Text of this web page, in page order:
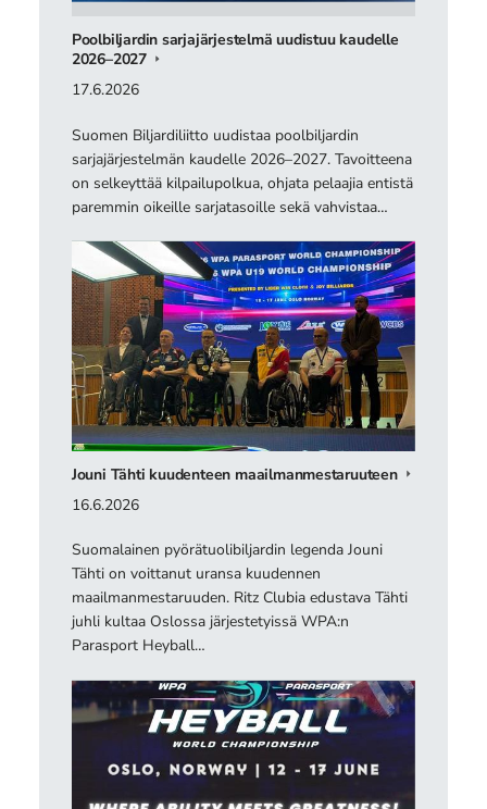
Poolbiljardin sarjajärjestelmä uudistuu kaudelle
2026–2027
17.6.2026
Suomen Biljardiliitto uudistaa poolbiljardin
sarjajärjestelmän kaudelle 2026–2027. Tavoitteena
on selkeyttää kilpailupolkua, ohjata pelaajia entistä
paremmin oikeille sarjatasoille sekä vahvistaa…
Jouni Tähti kuudenteen maailmanmestaruuteen
16.6.2026
Suomalainen pyörätuolibiljardin legenda Jouni
Tähti on voittanut uransa kuudennen
maailmanmestaruuden. Ritz Clubia edustava Tähti
juhli kultaa Oslossa järjestetyissä WPA:n
Parasport Heyball…